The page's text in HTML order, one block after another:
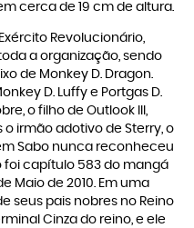
cerca de 19 cm de altura.
Revolucionário,
a organização, sendo
de Monkey D. Dragon.
D. Luffy e Portgas D.
o filho de Outlook III,
irmão adotivo de Sterry, o
Sabo nunca reconheceu
foi capítulo 583 do mangá
Maio de 2010. Em uma
seus pais nobres no Reino
Cinza do reino, e ele